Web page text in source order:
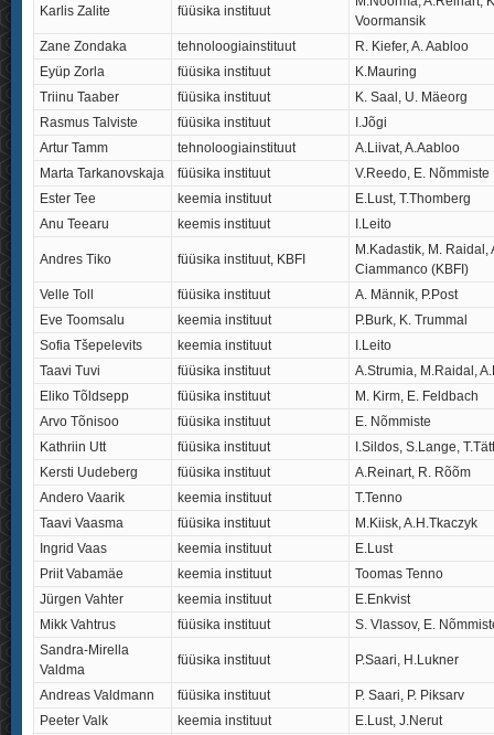
Karlis Zalite füüsika instituut
Voormansik
Zane Zondaka
tehnoloogiainstituut
R. Kiefer, A. Aabloo
Eyüp Zorla
füüsika instituut
K.Mauring
Triinu Taaber
füüsika instituut
K. Saal, U. Mäeorg
Rasmus Talviste
füüsika instituut
I.Jõgi
Artur Tamm
tehnoloogiainstituut
A.Liivat, A.Aabloo
Marta Tarkanovskaja
füüsika instituut
V.Reedo, E. Nõmmiste
Ester Tee
keemia instituut
E.Lust, T.Thomberg
Anu Teearu
keemis instituut I.Leito
Andres Tiko füüsika instituut, KBFI
M.Kadastik, M. Raidal,
Ciammanco (KBFI)
Velle Toll
füüsika instituut
A. Männik, P.Post
Eve Toomsalu
keemia instituut
P.Burk, K. Trummal
Sofia Tšepelevits
keemia instituut
I.Leito
Taavi Tuvi
füüsika instituut
A.Strumia, M.Raidal,
Eliko Tõldsepp
füüsika instituut
M. Kirm, E. Feldbach
Arvo Tõnisoo
füüsika instituut
E. Nõmmiste
Kathriin Utt
füüsika instituut
I.Sildos, S.Lange,
Kersti Uudeberg
füüsika instituut
A.Reinart, R. Rõõm
Andero Vaarik
keemia instituut
T.Tenno
Taavi Vaasma
füüsika instituut
M.Kiisk, A.H.Tkaczyk
Ingrid Vaas
keemia instituut
E.Lust
Priit Vabamäe
keemia instituut
Toomas Tenno
Jürgen Vahter
keemia instituut
E.Enkvist
Mikk Vahtrus
füüsika instituut
S. Vlassov, E.
Sandra-Mirella
Valdma
füüsika instituut P.Saari, H.Lukner
Andreas Valdmann füüsika instituut
P. Saari, P. Piksarv
Peeter Valk
keemia instituut
E.Lust, J.Nerut